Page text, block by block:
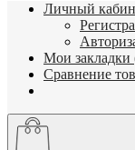
Личный
Мои закладки
Сравнение